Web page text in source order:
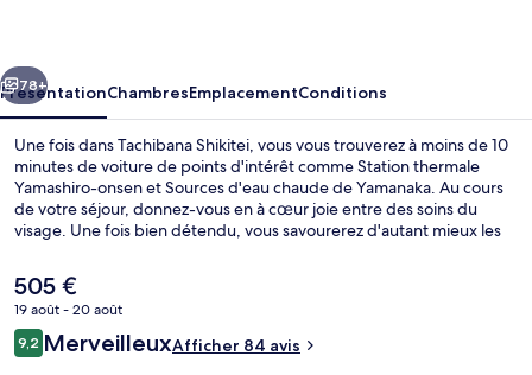
Sources chaudes
Suivant
78+
PrésentationChambresEmplacementConditions
Une fois dans Tachibana Shikitei, vous vous trouverez à moins de 10
minutes de voiture de points d'intérêt comme Station thermale
Yamashiro-onsen et Sources d'eau chaude de Yamanaka. Au cours
de votre séjour, donnez-vous en à cœur joie entre des soins du
visage. Une fois bien détendu, vous savourerez d'autant mieux les
l'hébergement, vous aurez également vite rejoint des sites comme
Monastère Nata-dera et Parc culturel Yunokuni no Mori.
Le
prix
actuel
est
505 €
19 août - 20 août
Avis
voyageurs
9,29,2 sur 10
MerveilleuxAfficher 84 avis